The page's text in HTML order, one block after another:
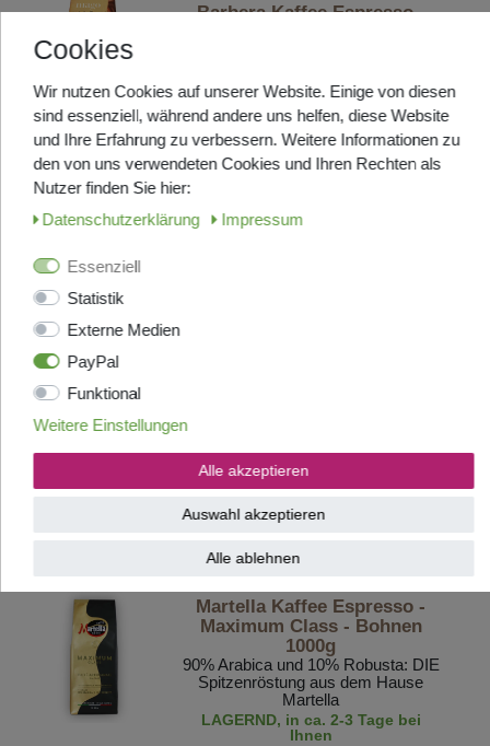
Barbera Kaffee Espresso -
Bohnen und 20% Robusta Bohnen
Kommt frisch aus Italien, Lieferzeit
ca. 5-7 Tage
UVP 32,90 €
ab 28,95 € *
Artikel anzeigen
Top-Artikel
ab 29,95 € *
Martella Kaffee Espresso -
Maximum Class - Bohnen
1000g
90% Arabica und 10% Robusta: DIE
Spitzenröstung aus dem Hause
Martella
LAGERND, in ca. 2-3 Tage bei
Ihnen
Cookies
Wir nutzen Cookies auf unserer Website. Einige von diesen
sind essenziell, während andere uns helfen, diese Website
und Ihre Erfahrung zu verbessern. Weitere Informationen zu
den von uns verwendeten Cookies und Ihren Rechten als
Nutzer finden Sie hier:
Daten­schutz­erklärung
Impressum
Essenziell
Statistik
Externe Medien
PayPal
Funktional
Weitere Einstellungen
Alle akzeptieren
Auswahl akzeptieren
Alle ablehnen